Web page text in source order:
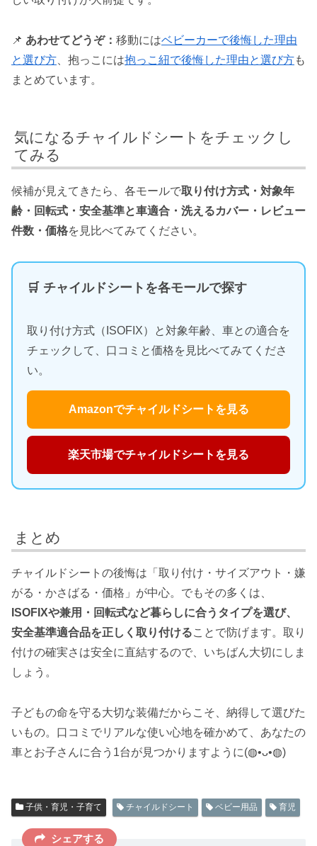
📌 あわせてどうぞ： 移動にはベビーカーで後悔した理由
と選び方 、抱っこには抱っこ紐で後悔した理由と選び方も
まとめています。
気になるチャイルドシートをチェックし
てみる
候補が見えてきたら、各モールで取り付け方式・対象年
齢・回転式・安全基準と車適合・洗えるカバー・レビュー
件数・価格を見比べてみてください。
🛒 チャイルドシートを各モールで探す
取り付け方式（ISOFIX）と対象年齢、車との適合を
チェックして、口コミと価格を見比べてみてくださ
い。
Amazonでチャイルドシートを見る
楽天市場でチャイルドシートを見る
まとめ
チャイルドシートの後悔は「取り付け・サイズアウト・嫌
がる・かさばる・価格」が中心。でもその多くは、
ISOFIXや兼用・回転式など暮らしに合うタイプを選び、
安全基準適合品を正しく取り付けることで防げます。取り
付けの確実さは安全に直結するので、いちばん大切にしま
しょう。
子どもの命を守る大切な装備だからこそ、納得して選びた
いもの。口コミでリアルな使い心地を確かめて、あなたの
車とお子さんに合う1台が見つかりますように(◍•ᴗ•◍)
子供・育児・子育て チャイルドシート ベビー用品 育児
シェアする